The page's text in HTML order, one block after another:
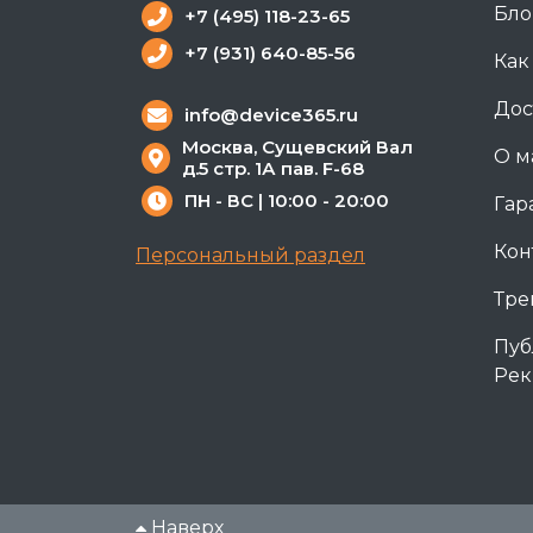
О
+7 (495) 118-23-65
+7 (931) 640-85-56
info@device365.ru
Москва, Сущевский Вал
д.5 стр. 1А пав. F-68
ПН - ВС | 10:00 - 20:00
Персональный раздел
Наверх